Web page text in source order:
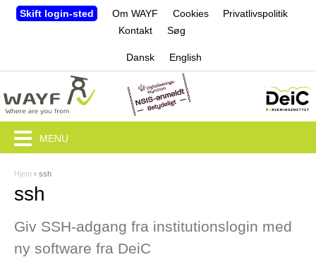
Jump to navigation
Skift login-sted Om WAYF Cookies
Privatlivspolitik
Kontakt
Søg
Dansk English
D
u
e
r
Hjem › ssh
ssh
Giv SSH-adgang fra institutionslogin med
ny software fra DeiC
MENU